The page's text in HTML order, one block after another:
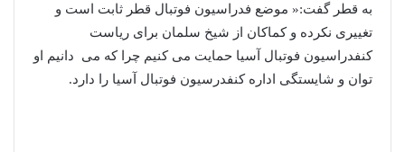
به قطر گفت:« موضع فدراسیون فوتبال قطر ثابت است و
تغییری نکرده و کماکان از شیخ سلمان برای ریاست
کنفدراسیون فوتبال آسیا حمایت می کنیم چرا که می دانیم او
توان و شایستگی اداره کنفدرسیون فوتبال آسیا را دارد.